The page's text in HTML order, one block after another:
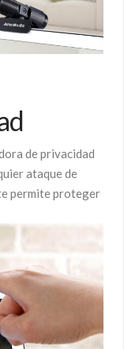
de privacidad
ataque de
permite proteger